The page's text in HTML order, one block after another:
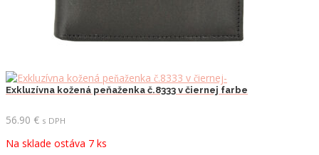
Exkluzívna kožená peňaženka č.8333 v čiernej farbe
56.90 € s DPH
Na sklade ostáva 7 ks